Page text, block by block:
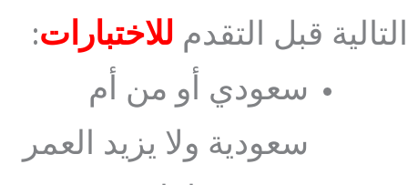
التالية قبل التقدم للاختبارات:
سعودي أو من أم
سعودية ولا يزيد العمر